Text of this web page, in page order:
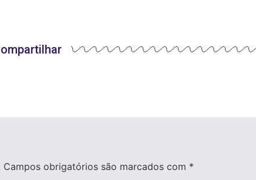
Campos obrigatórios são marcados com *